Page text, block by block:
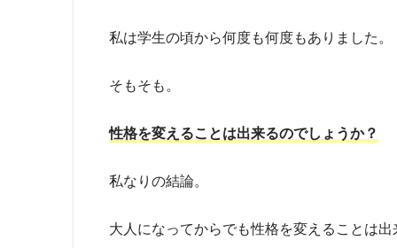
私は学生の頃から何度も何度もありました。
そもそも。
性格を変えることは出来るのでしょうか？
私なりの結論。
大人になってからでも性格を変えることは出